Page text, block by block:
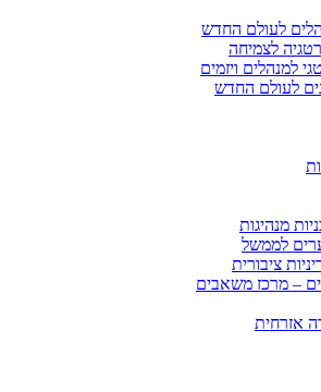
לעולם החדש
לצמיחה
למנהלים ויזמים
לעולם החדש
מנהיגות
לממשל
ציבורית
– מרכז משאבים
אזרחית